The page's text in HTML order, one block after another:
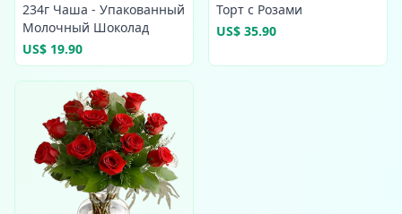
234г Чаша - Упакованный
Молочный Шоколад
US$ 19.90
Торт с Розами
US$ 35.90